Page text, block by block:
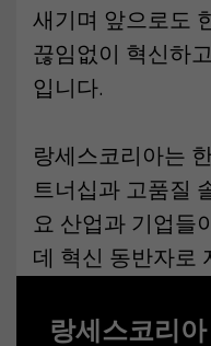
새기며 앞으로도
끊임없이 혁신하
입니다.
랑세스코리아는
트너십과 고품질
요 산업과 기업들
데 혁신 동반자로
랑세스코리